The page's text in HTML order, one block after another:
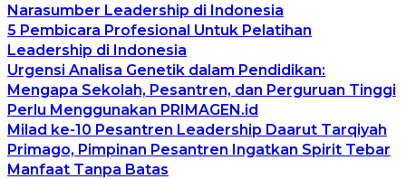
Narasumber Leadership di Indonesia
5 Pembicara Profesional Untuk Pelatihan
Leadership di Indonesia
Urgensi Analisa Genetik dalam Pendidikan:
Mengapa Sekolah, Pesantren, dan Perguruan Tinggi
Perlu Menggunakan PRIMAGEN.id
Milad ke-10 Pesantren Leadership Daarut Tarqiyah
Primago, Pimpinan Pesantren Ingatkan Spirit Tebar
Manfaat Tanpa Batas